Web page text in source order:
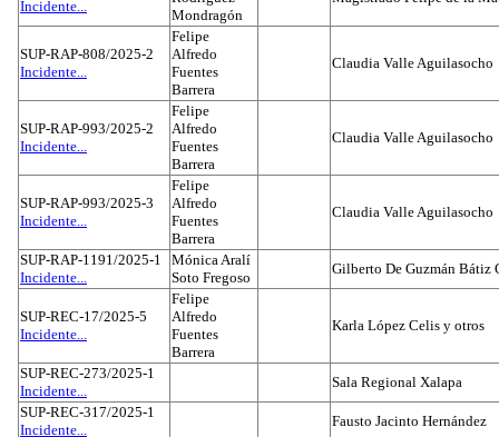
Incidente...
Mondragón
SUP-RAP-808/2025-2
Incidente...
Felipe
Alfredo
Fuentes
Barrera
Claudia Valle Aguilasocho
SUP-RAP-993/2025-2
Incidente...
Felipe
Alfredo
Fuentes
Barrera
Claudia Valle Aguilasocho
SUP-RAP-993/2025-3
Incidente...
Felipe
Alfredo
Fuentes
Barrera
Claudia Valle Aguilasocho
SUP-RAP-1191/2025-1
Incidente...
Mónica Aralí
Soto Fregoso
Gilberto De Guzmán Bátiz
SUP-REC-17/2025-5
Incidente...
Felipe
Alfredo
Fuentes
Barrera
Karla López Celis y otros
SUP-REC-273/2025-1
Incidente...
Sala Regional Xalapa
SUP-REC-317/2025-1
Incidente...
Fausto Jacinto Hernández